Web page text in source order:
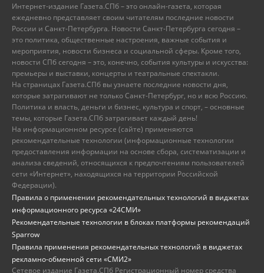
Интернет-издание Газета.СПб – это онлайн-газета, которая
ежедневно представляет своим читателям последние новости
России и Санкт-Петербурга. Новости Санкт-Петербурга сегодня –
это политика, общественные настроения, важные события и
мероприятия, новости бизнеса и социальной сферы. Кроме того,
новости СПб сегодня – это, конечно, события культуры и искусства:
премьеры и выставки, концерты и театральные спектакли.
На страницах Газета.СПб вы узнаете последние новости дня,
которые затрагивают не только Санкт-Петербург, но и всю Россию.
Политика и власть, деньги и бизнес, культура и спорт, – основные
темы, которые Газета.СПб затрагивает каждый день!
На информационном ресурсе (сайте) применяются
рекомендательные технологии (информационные технологии
предоставления информации на основе сбора, систематизации и
анализа сведений, относящихся к предпочтениям пользователей
сети «Интернет», находящихся на территории Российской
Федерации).
Правила о применении рекомендательных технологий в виджетах
информационного ресурса «24СМИ»
Рекомендательные технологии в блоках платформы рекомендаций
Sparrow
Правила применения рекомендательных технологий в виджетах
рекламно-обменной сети «СМИ2»
Сетевое издание Газета.СПб Регистрационный номер средства